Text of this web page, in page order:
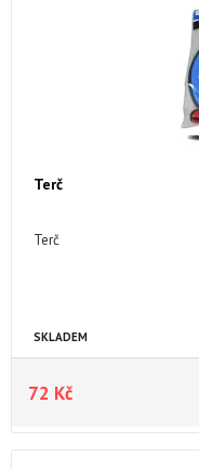
Terč
Terč
SKLADEM
72 Kč